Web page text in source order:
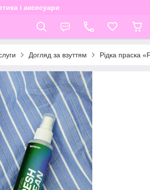
і аксесуари
Догляд за взуттям Рідка праска